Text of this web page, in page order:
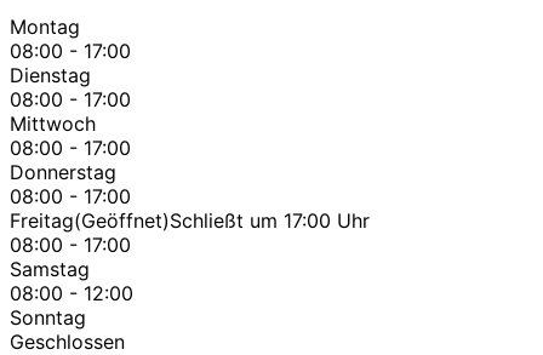
Montag
08:00 - 17:00
Dienstag
08:00 - 17:00
Mittwoch
08:00 - 17:00
Donnerstag
08:00 - 17:00
Freitag(Geöffnet)Schließt um 17:00 Uhr
08:00 - 17:00
Samstag
08:00 - 12:00
Sonntag
Geschlossen